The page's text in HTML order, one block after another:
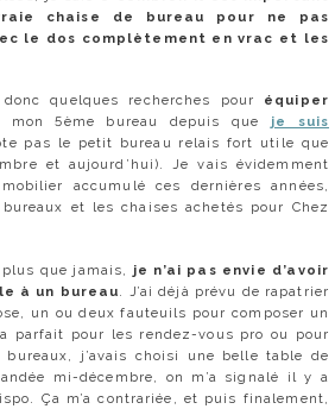
chaise de bureau pour ne pas
le dos complètement en vrac et les
quelques recherches pour équiper
mon 5ème bureau depuis que je suis
pas le petit bureau relais fort utile que
et aujourd’hui). Je vais évidemment
accumulé ces dernières années,
et les chaises achetés pour Chez
que jamais, je n’ai pas envie d’avoir
à un bureau. J’ai déjà prévu de rapatrier
un ou deux fauteuils pour composer un
parfait pour les rendez-vous pro ou pour
j’avais choisi une belle table de
mi-décembre, on m’a signalé il y a
Ça m’a contrariée, et puis finalement,